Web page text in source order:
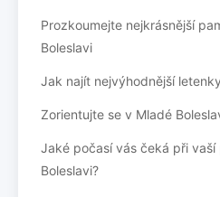
Prozkoumejte nejkrásnější
Boleslavi
Jak najít nejvýhodnější
Zorientujte se v Mladé
Jaké počasí vás čeká při
Boleslavi?